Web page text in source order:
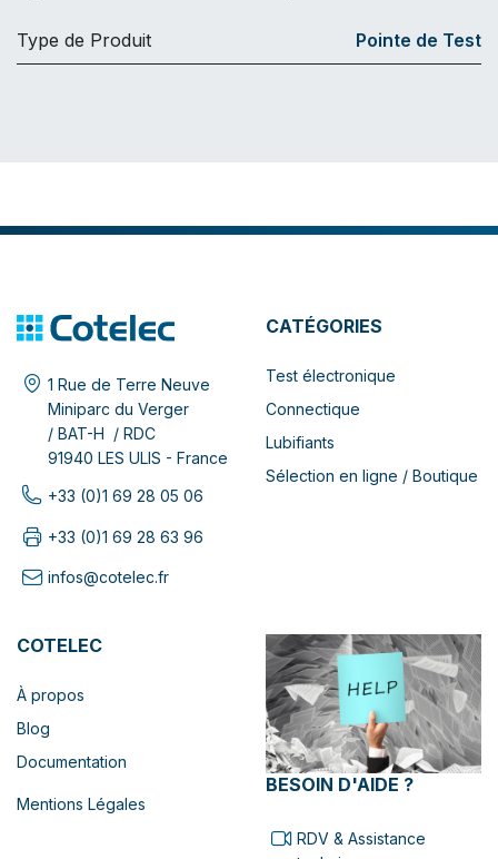
Type de Produit Pointe de Test
1 Rue de Terre Neuve
Miniparc du Verger
/ BAT-H / RDC
91940 LES ULIS - France
+33 (0)1 69 28 05 06
+33 (0)1 69 28 63 96
infos@cotelec.fr
CATÉGORIES
Test électronique
Connectique
Lubifiants
Sélection en ligne / Boutique
COTELEC
À propos
Blog
Documentation
Mentions Légales
BESOIN D'AIDE ?
RDV & Assistance